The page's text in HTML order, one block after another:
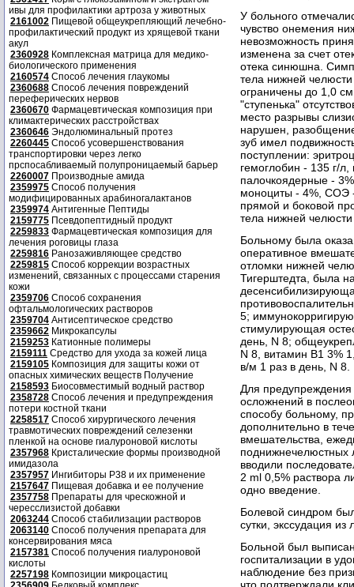
ивы для профилактики артроза у животных
2161002 Пищевой общеукрепляющий лечебно-
профилактический продукт из хрящевой ткани
акул
2360928 Комплексная матрица для медико-
биологического применения
2160574 Способ лечения глаукомы
2360688 Способ лечения повреждений
переферических нервов
2360670 Фармацевтическая композиция при
климактерических расстройствах
2360646 Эндолюминальный протез
2260445 Способ усовершенствования
транспортировки через легко
прспосабливаемый полупроницаемый барьер
2260007 Производные амида
2359975 Способ получения
модифицированных арабиногалактанов
2359974 Антигенные Пептиды
2159775 Псевдопептидный продукт
2259833 Фармацевтическая композиция для
лечения роговицы глаза
2259816 Ранозаживляющее средство
2259815 Способ коррекции возрастных
изменений, связанных с процессами старения
кожи
2359706 Способ сохранения
офтальмологических растворов
2359704 Антисептическое средство
2359662 Микрокапсулы
2159253 Катионные полимеры
2159111 Средство для ухода за кожей лица
2159105 Композиция для защиты кожи от
опасных химических веществ Получение
2158593 Биосовместимый водный раствор
2358728 Способ лечения и предупреждения
потери костной ткани
2258517 Способ хирургического лечения
травмотических повреждений селезенки
пленкой на основе гиалуроновой кислоты
2357968 Кристалические формы производной
имидазола
2357957 Ингибиторы P38 и их применение
2157647 Пищевая добавка и ее получение
2357758 Препараты для чрескожной и
чересслизистой добавки
2063244 Способ стабилизации растворов
2063140 Способ получения препарата для
консервирования мяса
2157381 Способ получения гиалуроновой
кислоты
2257198 Композиции микроцастиц
У больного
чувство онемения
невозможность
изменена за счет
отека синюшна.
тела нижней
ограничены до 1,0
"ступенька"
место разрывы
нарушен,
зуб имел
поступлении:
гемоглобин - 135 г/
палочкоядерные -
моноциты - 4%, СОЭ
прямой и боковой
тела нижней
Больному была
оперативное
отломки нижней
Тигерштедта, была
5;
стимулирующая
день, N 8;
N 8, витамин B1 3%
в/м 1 раз в день, N 8.
Для
осложнений в
способу больному,
дополнительно в
вмешательства,
поднижнечелюстных
вводили
2 ml 0,5% раствора
одно введение.
Болевой синдром
сутки, экссудация
Больной был
госпитализации в
наблюдение без